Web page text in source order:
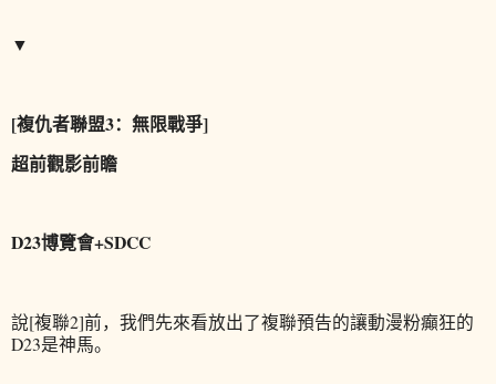
▼
[複仇者聯盟3：無限戰爭]
超前觀影前瞻
D23博覽會+SDCC
說[複聯2]前，我們先來看放出了複聯預告的讓動漫粉癲狂的
D23是神馬。